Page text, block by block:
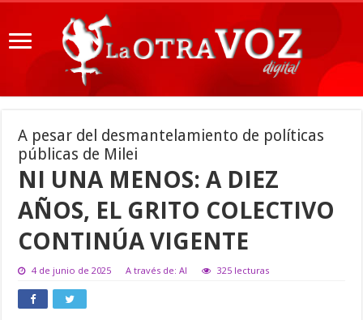
A pesar del desmantelamiento de políticas
públicas de Milei
NI UNA MENOS: A DIEZ
AÑOS, EL GRITO COLECTIVO
CONTINÚA VIGENTE
4 de junio de 2025 A través de: AI 325 lecturas